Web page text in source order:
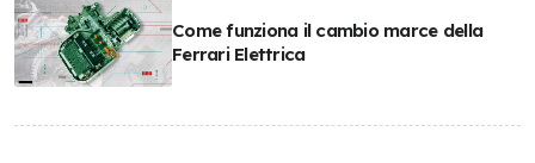
Come funziona il cambio marce della
Ferrari Elettrica